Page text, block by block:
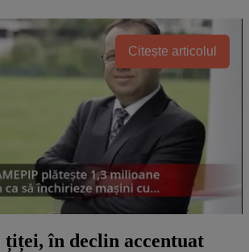
Citește articolul
țiței, în declin accentuat